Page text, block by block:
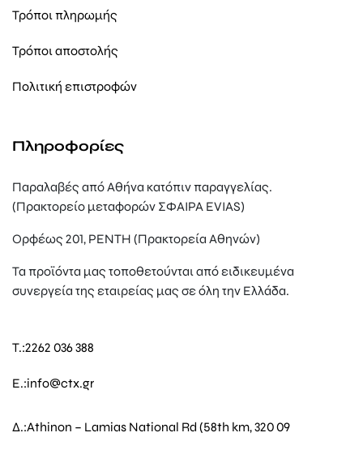
Τρόποι πληρωμής
Τρόποι αποστολής
Πολιτική επιστροφών
Πληροφορίες
Παραλαβές από Αθήνα κατόπιν παραγγελίας.
(Πρακτορείο μεταφορών ΣΦΑΙΡΑ EVIAS)
Ορφέως 201, ΡΕΝΤΗ (Πρακτορεία Αθηνών)
Τα προϊόντα μας τοποθετούνται από ειδικευμένα
συνεργεία της εταιρείας μας σε όλη την Ελλάδα.
T.:2262 036 388
E.:info@ctx.gr
Δ.:Athinon – Lamias National Rd (58th km, 320 09